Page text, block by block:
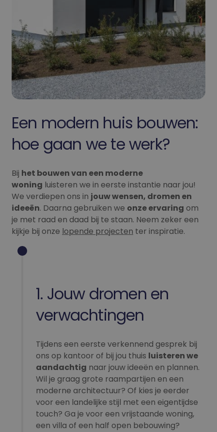
Een modern huis bouwen:
hoe gaan we te werk?
Bij het bouwen van een moderne
woning luisteren we in eerste instantie naar jou!
We verdiepen ons in jouw wensen, dromen en
ideeën. Daarna gebruiken we onze ervaring om
je met raad en daad bij te staan. Neem zeker een
kijkje bij onze lopende projecten ter inspiratie.
1. Jouw dromen en
verwachtingen
Tijdens een eerste verkennend gesprek bij
ons op kantoor of bij jou thuis luisteren we
aandachtig naar jouw ideeën en plannen.
Wil je graag grote raampartijen en een
moderne architectuur? Of kies je eerder
voor een landelijke stijl met een eigentijdse
touch? Ga je voor een vrijstaande woning,
een villa of een half open bebouwing?